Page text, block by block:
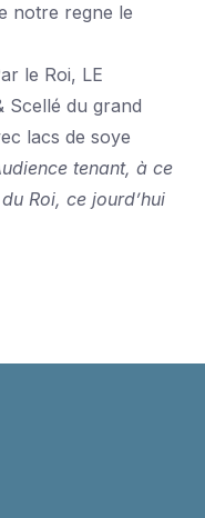
notre regne le
le Roi, LE
Scellé du grand
lacs de soye
tenant, à ce
Roi, ce jourd’hui